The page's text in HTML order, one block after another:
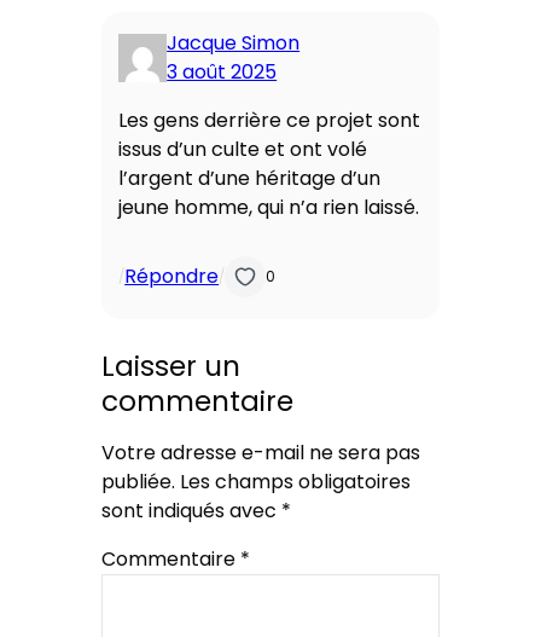
Jacque Simon
3 août 2025
Les gens derrière ce projet sont
issus d’un culte et ont volé
l’argent d’une héritage d’un
jeune homme, qui n’a rien laissé.
/Répondre/ 0
Laisser un
commentaire
Votre adresse e-mail ne sera pas
publiée. Les champs obligatoires
sont indiqués avec *
Commentaire *